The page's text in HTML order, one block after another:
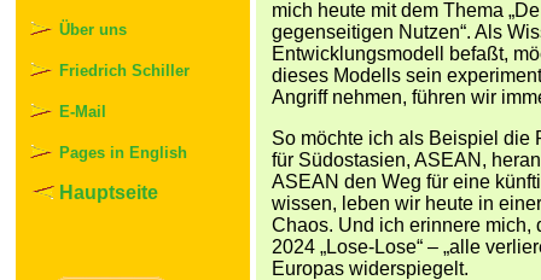
Über uns
Friedrich Schiller
E-Mail
Pages in English
Hauptseite
mich heute mit dem Thema
gegenseitigen Nutzen“. Als
Entwicklungsmodell befaßt,
dieses Modells sein
Angriff nehmen, führen wir
So möchte ich als Beispiel die
für Südostasien, ASEAN,
ASEAN den Weg für eine
wissen, leben wir heute in
Chaos. Und ich erinnere mich,
2024 „Lose-Lose“ – „alle
Europas widerspiegelt.